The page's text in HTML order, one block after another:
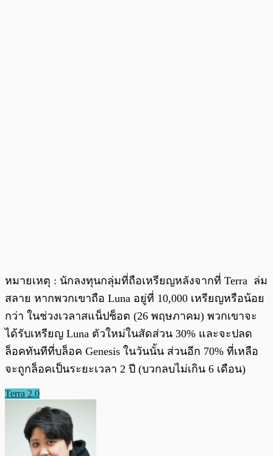
หมายเหตุ : นักลงทุนกลุ่มที่ถือเหรียญหลังจากที่ Terra ล่ม
สลาย หากพวกเขาถือ Luna อยู่ที่ 10,000 เหรียญหรือน้อย
กว่า ในช่วงเวลาสแน็ปช็อต (26 พฤษภาคม) พวกเขาจะ
ได้รับเหรียญ Luna ตัวใหม่ในสัดส่วน 30% และจะปลด
ล็อคทันทีที่บล็อค Genesis ในวันนั้น ส่วนอีก 70% ที่เหลือ
จะถูกล็อคเป็นระยะเวลา 2 ปี (บวกลบไม่เกิน 6 เดือน)
Terra 2.0